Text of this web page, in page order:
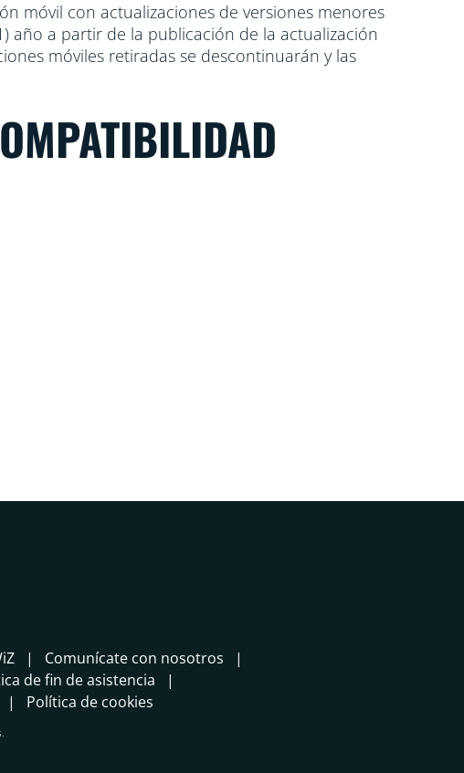
móvil con actualizaciones de versiones menores
año a partir de la publicación de la actualización
móviles retiradas se descontinuarán y las
Comunícate con nosotros
de fin de asistencia
Política de cookies